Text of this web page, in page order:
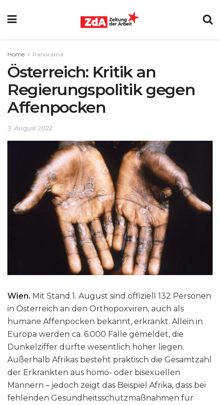
Home Panorama
Österreich: Kritik an
Regierungspolitik gegen
Affenpocken
3. August 2022
Wien. Mit Stand 1. August sind offiziell 132 Personen
in Österreich an den Orthopoxviren, auch als
humane Affenpocken bekannt, erkrankt. Allein in
Europa werden ca. 6.000 Fälle gemeldet, die
Dunkelziffer dürfte wesentlich höher liegen.
Außerhalb Afrikas besteht praktisch die Gesamtzahl
der Erkrankten aus homo- oder bisexuellen
Männern – jedoch zeigt das Beispiel Afrika, dass bei
fehlenden Gesundheitsschutzmaßnahmen für